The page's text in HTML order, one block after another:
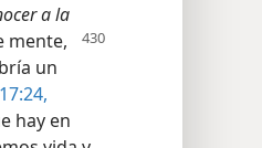
a la
mente,
un
hay en